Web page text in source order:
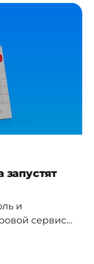
стран на
Для
созданы
и
сервис